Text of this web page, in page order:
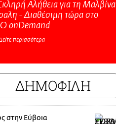
Αλήθεια για τη Μαλβίνα
- Διαθέσιμη τώρα στo
onDemand
περισσότερα
ΔΗΜΟΦΙΛΗ
στην Εύβοια